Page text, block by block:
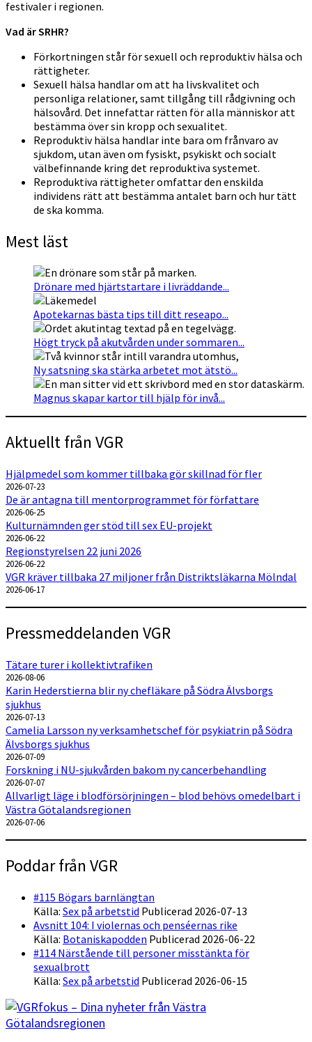
festivaler i regionen.
Vad är SRHR?
Förkortningen står för sexuell och reproduktiv hälsa och
rättigheter.
Sexuell hälsa handlar om att ha livskvalitet och
personliga relationer, samt tillgång till rådgivning och
hälsovård. Det innefattar rätten för alla människor att
bestämma över sin kropp och sexualitet.
Reproduktiv hälsa handlar inte bara om frånvaro av
sjukdom, utan även om fysiskt, psykiskt och socialt
välbefinnande kring det reproduktiva systemet.
Reproduktiva rättigheter omfattar den enskilda
individens rätt att bestämma antalet barn och hur tätt
de ska komma.
Mest läst
Drönare med hjärtstartare i livräddande...
Apotekarnas bästa tips till ditt reseapo...
Högt tryck på akutvården under sommaren...
Ny satsning ska stärka arbetet mot ätstö...
Magnus skapar kartor till hjälp för invå...
Aktuellt från VGR
Hjälpmedel som kommer tillbaka gör skillnad för fler
2026-07-23
De är antagna till mentorprogrammet för författare
2026-06-25
Kulturnämnden ger stöd till sex EU-projekt
2026-06-22
Regionstyrelsen 22 juni 2026
2026-06-22
VGR kräver tillbaka 27 miljoner från Distriktsläkarna Mölndal
2026-06-17
Pressmeddelanden VGR
Tätare turer i kollektivtrafiken
2026-08-06
Karin Hederstierna blir ny chefläkare på Södra Älvsborgs
sjukhus
2026-07-13
Camelia Larsson ny verksamhetschef för psykiatrin på Södra
Älvsborgs sjukhus
2026-07-09
Forskning i NU-sjukvården bakom ny cancerbehandling
2026-07-07
Allvarligt läge i blodförsörjningen – blod behövs omedelbart i
Västra Götalandsregionen
2026-07-06
Poddar från VGR
#115 Bögars barnlängtan
Källa: Sex på arbetstid Publicerad 2026-07-13
Avsnitt 104: I violernas och penséernas rike
Källa: Botaniskapodden Publicerad 2026-06-22
#114 Närstående till personer misstänkta för
sexualbrott
Källa: Sex på arbetstid Publicerad 2026-06-15